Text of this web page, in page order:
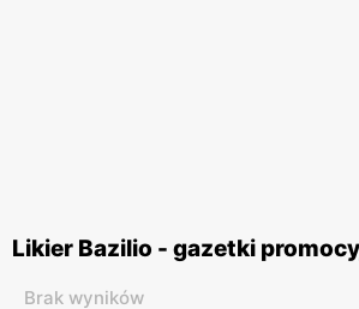
Likier Bazilio - gazetki
Brak wyników